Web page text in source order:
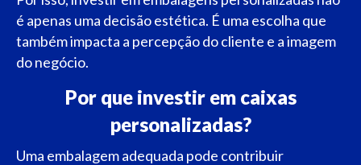
é apenas uma decisão estética. É uma escolha que
também impacta a percepção do cliente e a imagem
do negócio.
Por que investir em caixas
personalizadas?
Uma embalagem adequada pode contribuir